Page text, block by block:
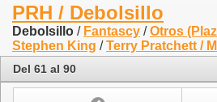
PRH / Debolsillo
Debolsillo / Fantascy /Otros
Stephen King /Terry Pratchett /
Del 61 al 90